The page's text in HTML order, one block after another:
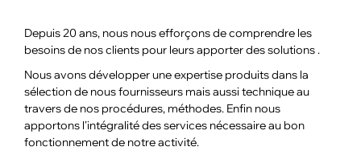
ACCESSOIRES ET PIÈCES DÉTACHÉES
Depuis 20 ans, nous nous efforçons de comprendre les
besoins de nos clients pour leurs apporter des solutions .
Nous avons développer une expertise produits dans la
sélection de nous fournisseurs mais aussi technique au
travers de nos procédures, méthodes. Enfin nous
apportons l'intégralité des services nécessaire au bon
fonctionnement de notre activité.